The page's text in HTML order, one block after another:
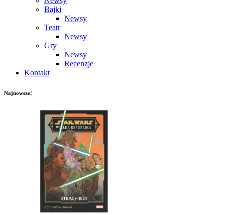
Bajki
Newsy
Teatr
Newsy
Gry
Newsy
Recenzje
Kontakt
Najnowsze!